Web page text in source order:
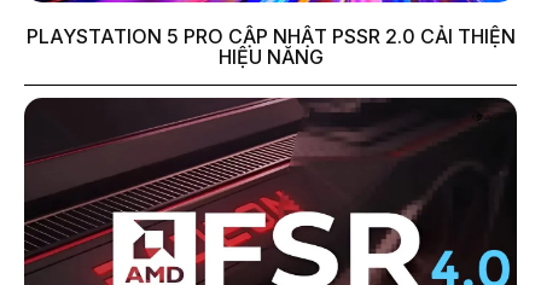
PLAYSTATION 5 PRO CẬP NHẬT PSSR 2.0 CẢI THIỆN
HIỆU NĂNG